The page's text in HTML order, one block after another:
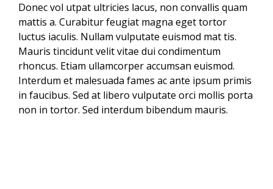
Donec vol utpat ultricies lacus, non convallis quam
mattis a. Curabitur feugiat magna eget tortor
luctus iaculis. Nullam vulputate euismod mat tis.
Mauris tincidunt velit vitae dui condimentum
rhoncus. Etiam ullamcorper accumsan euismod.
Interdum et malesuada fames ac ante ipsum primis
in faucibus. Sed at libero vulputate orci mollis porta
non in tortor. Sed interdum bibendum mauris.